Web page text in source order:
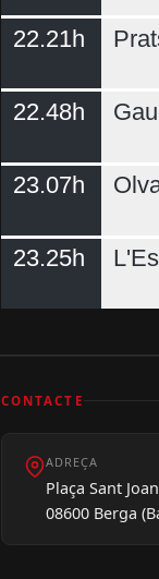
22.21h
22.48h
23.07h
23.25h
CONTACTE
ADREÇA
Plaça Sant
08600 Berga